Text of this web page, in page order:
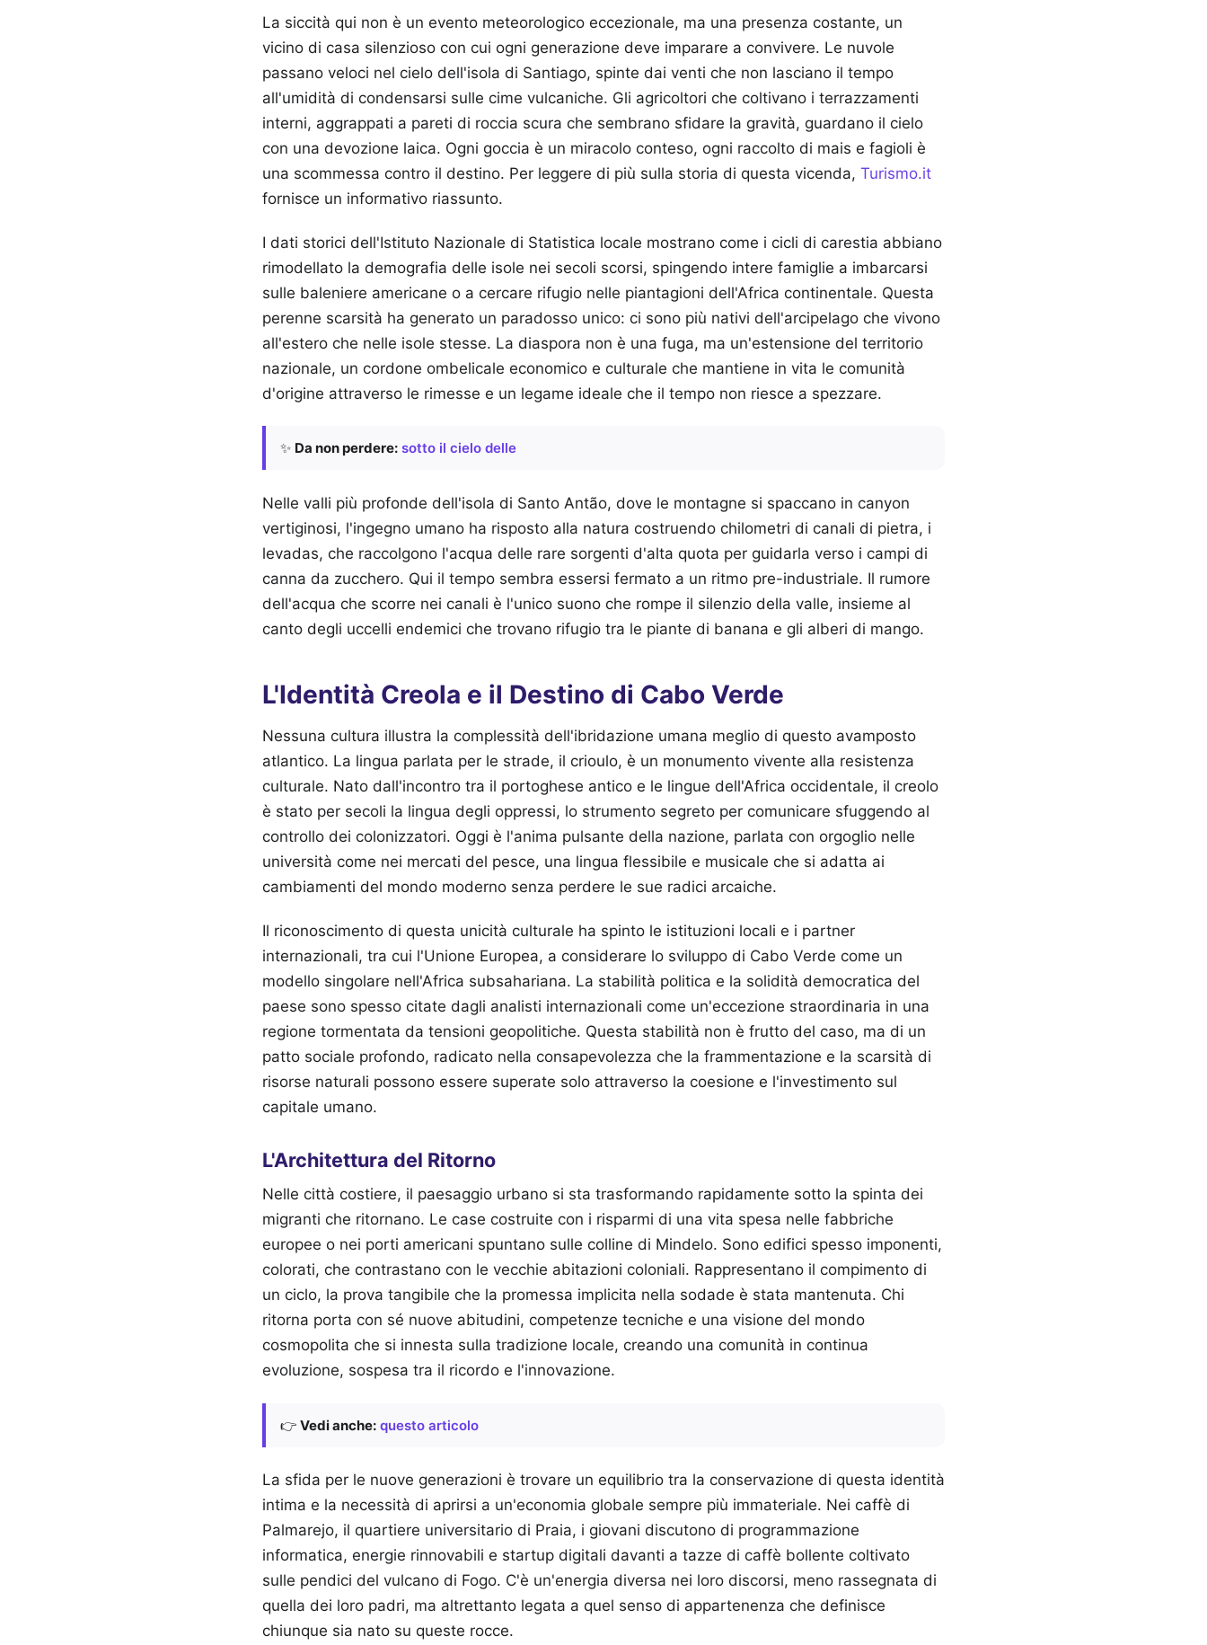
La siccità qui non è un evento meteorologico eccezionale, ma una presenza costante, un
vicino di casa silenzioso con cui ogni generazione deve imparare a convivere. Le nuvole
passano veloci nel cielo dell'isola di Santiago, spinte dai venti che non lasciano il tempo
all'umidità di condensarsi sulle cime vulcaniche. Gli agricoltori che coltivano i terrazzamenti
interni, aggrappati a pareti di roccia scura che sembrano sfidare la gravità, guardano il cielo
con una devozione laica. Ogni goccia è un miracolo conteso, ogni raccolto di mais e fagioli è
una scommessa contro il destino. Per leggere di più sulla storia di questa vicenda, Turismo.it
fornisce un informativo riassunto.
I dati storici dell'Istituto Nazionale di Statistica locale mostrano come i cicli di carestia abbiano
rimodellato la demografia delle isole nei secoli scorsi, spingendo intere famiglie a imbarcarsi
sulle baleniere americane o a cercare rifugio nelle piantagioni dell'Africa continentale. Questa
perenne scarsità ha generato un paradosso unico: ci sono più nativi dell'arcipelago che vivono
all'estero che nelle isole stesse. La diaspora non è una fuga, ma un'estensione del territorio
nazionale, un cordone ombelicale economico e culturale che mantiene in vita le comunità
d'origine attraverso le rimesse e un legame ideale che il tempo non riesce a spezzare.
✨ Da non perdere: sotto il cielo delle
Nelle valli più profonde dell'isola di Santo Antão, dove le montagne si spaccano in canyon
vertiginosi, l'ingegno umano ha risposto alla natura costruendo chilometri di canali di pietra, i
levadas, che raccolgono l'acqua delle rare sorgenti d'alta quota per guidarla verso i campi di
canna da zucchero. Qui il tempo sembra essersi fermato a un ritmo pre-industriale. Il rumore
dell'acqua che scorre nei canali è l'unico suono che rompe il silenzio della valle, insieme al
canto degli uccelli endemici che trovano rifugio tra le piante di banana e gli alberi di mango.
L'Identità Creola e il Destino di Cabo Verde
Nessuna cultura illustra la complessità dell'ibridazione umana meglio di questo avamposto
atlantico. La lingua parlata per le strade, il crioulo, è un monumento vivente alla resistenza
culturale. Nato dall'incontro tra il portoghese antico e le lingue dell'Africa occidentale, il creolo
è stato per secoli la lingua degli oppressi, lo strumento segreto per comunicare sfuggendo al
controllo dei colonizzatori. Oggi è l'anima pulsante della nazione, parlata con orgoglio nelle
università come nei mercati del pesce, una lingua flessibile e musicale che si adatta ai
cambiamenti del mondo moderno senza perdere le sue radici arcaiche.
Il riconoscimento di questa unicità culturale ha spinto le istituzioni locali e i partner
internazionali, tra cui l'Unione Europea, a considerare lo sviluppo di Cabo Verde come un
modello singolare nell'Africa subsahariana. La stabilità politica e la solidità democratica del
paese sono spesso citate dagli analisti internazionali come un'eccezione straordinaria in una
regione tormentata da tensioni geopolitiche. Questa stabilità non è frutto del caso, ma di un
patto sociale profondo, radicato nella consapevolezza che la frammentazione e la scarsità di
risorse naturali possono essere superate solo attraverso la coesione e l'investimento sul
capitale umano.
L'Architettura del Ritorno
Nelle città costiere, il paesaggio urbano si sta trasformando rapidamente sotto la spinta dei
migranti che ritornano. Le case costruite con i risparmi di una vita spesa nelle fabbriche
europee o nei porti americani spuntano sulle colline di Mindelo. Sono edifici spesso imponenti,
colorati, che contrastano con le vecchie abitazioni coloniali. Rappresentano il compimento di
un ciclo, la prova tangibile che la promessa implicita nella sodade è stata mantenuta. Chi
ritorna porta con sé nuove abitudini, competenze tecniche e una visione del mondo
cosmopolita che si innesta sulla tradizione locale, creando una comunità in continua
evoluzione, sospesa tra il ricordo e l'innovazione.
👉 Vedi anche: questo articolo
La sfida per le nuove generazioni è trovare un equilibrio tra la conservazione di questa identità
intima e la necessità di aprirsi a un'economia globale sempre più immateriale. Nei caffè di
Palmarejo, il quartiere universitario di Praia, i giovani discutono di programmazione
informatica, energie rinnovabili e startup digitali davanti a tazze di caffè bollente coltivato
sulle pendici del vulcano di Fogo. C'è un'energia diversa nei loro discorsi, meno rassegnata di
quella dei loro padri, ma altrettanto legata a quel senso di appartenenza che definisce
chiunque sia nato su queste rocce.